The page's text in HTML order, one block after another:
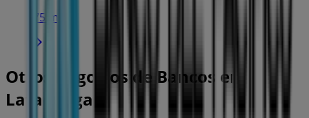
75 m
Otros negocios de Bancos en
Latacunga